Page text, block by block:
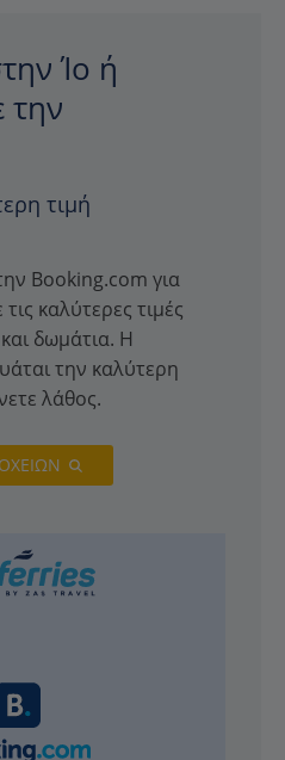
Ίο ή
την
τιμή
Booking.com για
καλύτερες τιμές
δωμάτια. Η
την καλύτερη
λάθος.